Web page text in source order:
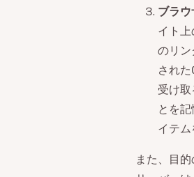
ブラ
イト
のリ
され
受け
とを
イテム
また、目